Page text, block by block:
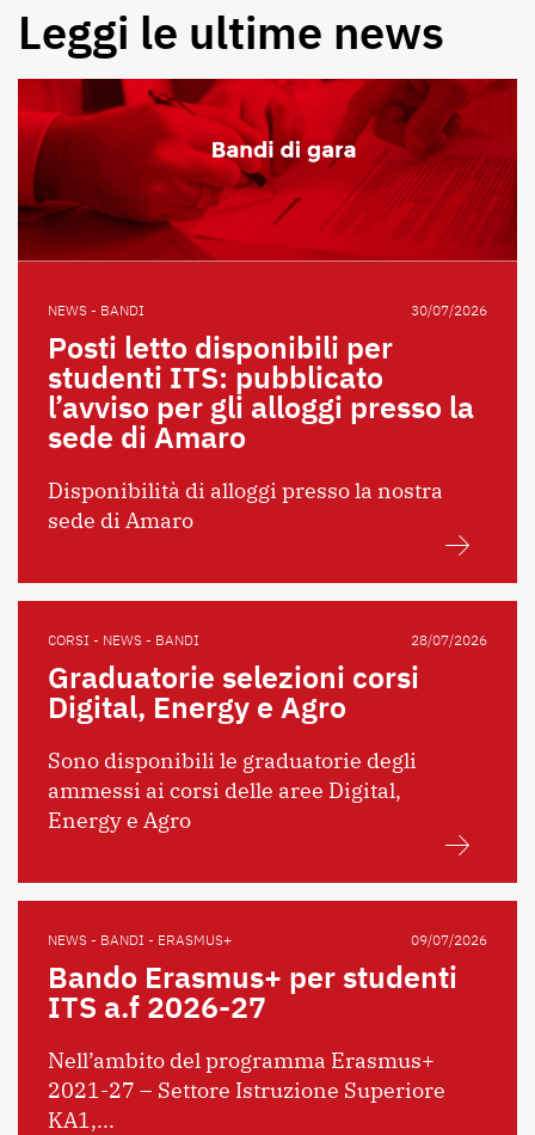
Leggi le ultime news
NEWS - BANDI 30/07/2026
Posti letto disponibili per
studenti ITS: pubblicato
l’avviso per gli alloggi presso la
sede di Amaro
Disponibilità di alloggi presso la nostra
sede di Amaro
CORSI - NEWS - BANDI 28/07/2026
Graduatorie selezioni corsi
Digital, Energy e Agro
Sono disponibili le graduatorie degli
ammessi ai corsi delle aree Digital,
Energy e Agro
NEWS - BANDI - ERASMUS+ 09/07/2026
Bando Erasmus+ per studenti
ITS a.f 2026-27
Nell’ambito del programma Erasmus+
2021-27 – Settore Istruzione Superiore
KA1,...